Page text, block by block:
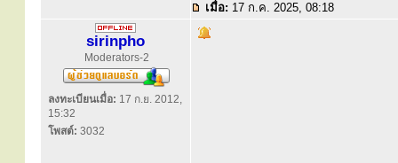
เมื่อ: 17 ก.ค. 2025, 08:18
sirinpho
Moderators-2
ลงทะเบียนเมื่อ: 17 ก.ย. 2012,
15:32
โพสต์: 3032